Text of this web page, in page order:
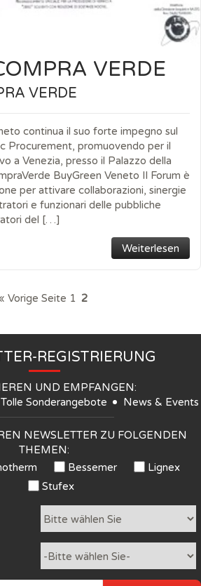
VERDE
VERDE
continua il suo forte impegno sul
Procurement, promuovendo per il
a Venezia, presso il Palazzo della
BuyGreen Veneto Il Forum è
per attivare collaborazioni, sinergie
e funzionari delle pubbliche
del […]
Weiterlesen
« Vorige Seite 1 2
REGISTRIERUNG
UND EMPFANGEN:
Tolle Sonderangebote News & Events
NEWSLETTER ZU FOLGENDEN
THEMEN:
Bessemer
Lignex
Stufex